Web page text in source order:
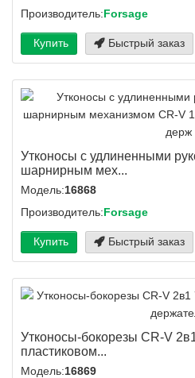
Производитель:Forsage
Купить Быстрый заказ
Утконосы с удлиненными
шарнирным мех...
Модель:16868
Производитель:Forsage
Купить Быстрый заказ
Утконосы-бокорезы CR-V
пластиковом...
Модель:16869